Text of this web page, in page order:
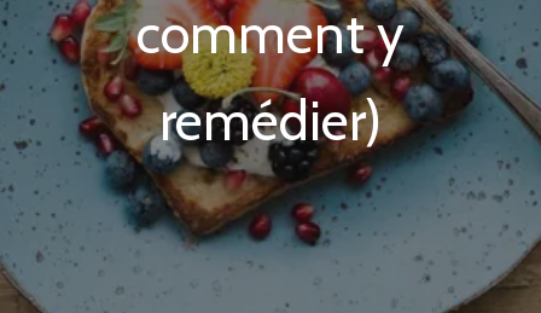
comment y
remédier)